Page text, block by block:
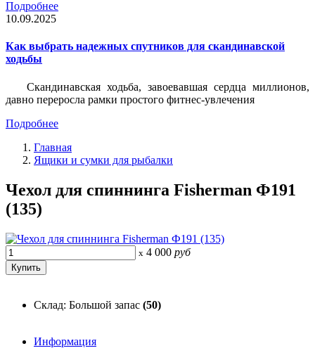
Подробнее
10.09.2025
Как выбрать надежных спутников для скандинавской
ходьбы
Скандинавская ходьба, завоевавшая сердца миллионов,
давно переросла рамки простого фитнес-увлечения
Подробнее
Главная
Ящики и сумки для рыбалки
Чехол для спиннинга Fisherman Ф191
(135)
x 4 000 руб
Склад: Большой запас (50)
Информация